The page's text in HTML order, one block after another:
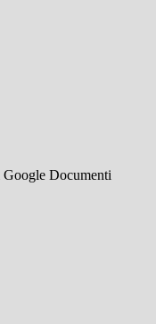
Documenti